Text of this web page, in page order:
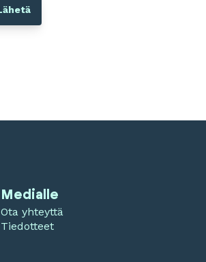
Medialle
Ota yhteyttä
Tiedotteet